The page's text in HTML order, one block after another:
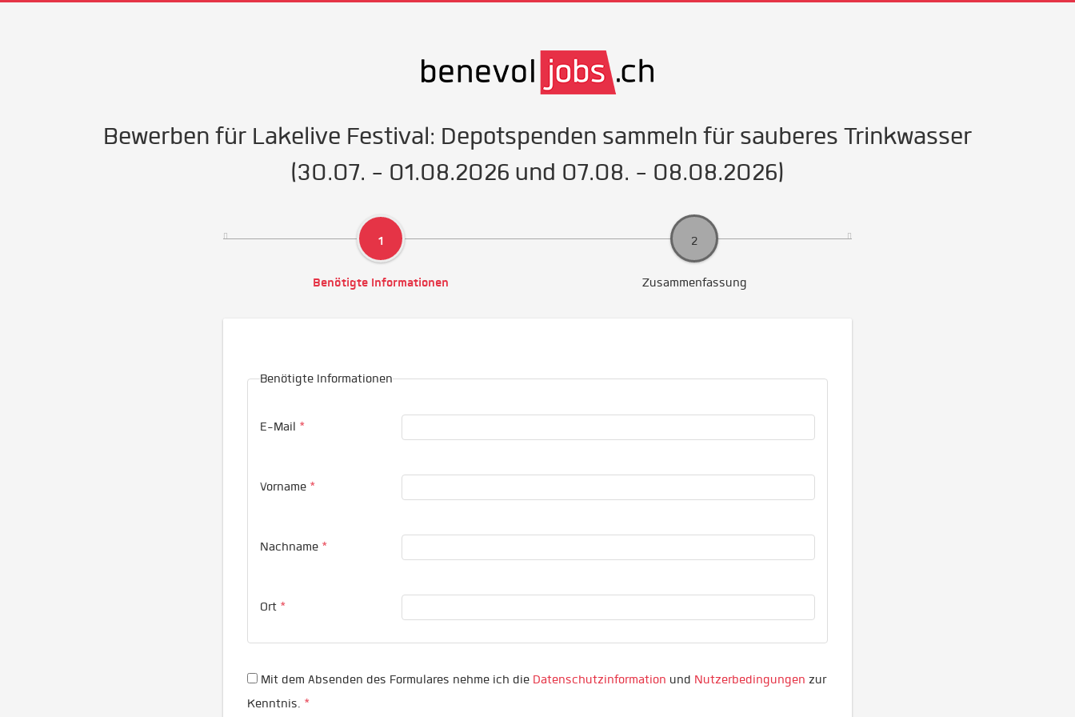
Bewerben für Lakelive Festival: Depotspenden sammeln für sauberes Trinkwasser
(30.07. - 01.08.2026 und 07.08. - 08.08.2026)
Benötigte Informationen Zusammenfassung
Benötigte Informationen
E-Mail *
Vorname *
Nachname *
Ort *
Mit dem Absenden des Formulares nehme ich die Datenschutzinformation und Nutzerbedingungen zur
Kenntnis. *